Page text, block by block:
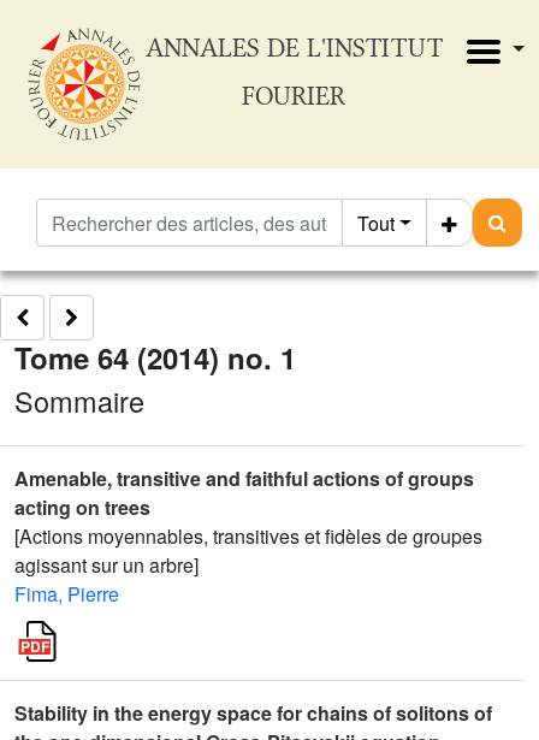
ANNALES DE L'INSTITUT
FOURIER
Tout
Tome 64 (2014) no. 1
Sommaire
Amenable, transitive and faithful actions of groups
acting on trees
[Actions moyennables, transitives et fidèles de groupes
agissant sur un arbre]
Fima, Pierre
Stability in the energy space for chains of solitons of